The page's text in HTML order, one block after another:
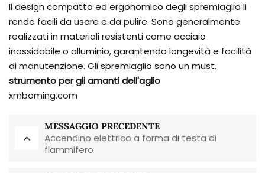
Il design compatto ed ergonomico degli spremiaglio li
rende facili da usare e da pulire. Sono generalmente
realizzati in materiali resistenti come acciaio
inossidabile o alluminio, garantendo longevità e facilità
di manutenzione. Gli spremiaglio sono un must.
strumento per gli amanti dell'aglio
xmboming.com
MESSAGGIO PRECEDENTE
Accendino elettrico a forma di testa di
fiammifero